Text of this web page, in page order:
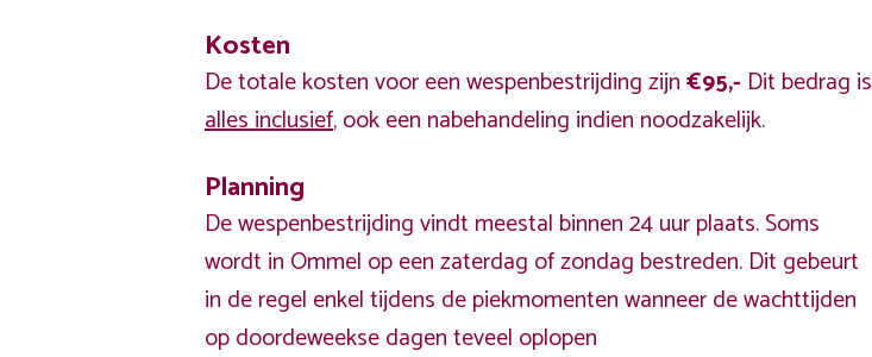
Kosten
De totale kosten voor een wespenbestrijding zijn€95,- Dit bedrag is
alles inclusief, ook een nabehandeling indien noodzakelijk.
Planning
De wespenbestrijding vindt meestal binnen 24 uur plaats. Soms
wordt in Ommel op een zaterdag of zondag bestreden. Dit gebeurt
in de regel enkel tijdens de piekmomenten wanneer de wachttijden
op doordeweekse dagen teveel oplopen